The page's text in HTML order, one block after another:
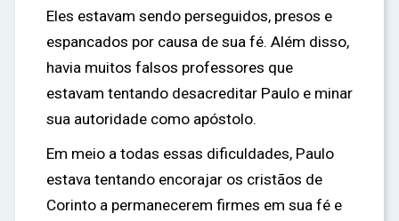
Eles estavam sendo perseguidos, presos e
espancados por causa de sua fé. Além disso,
havia muitos falsos professores que
estavam tentando desacreditar Paulo e minar
sua autoridade como apóstolo.
Em meio a todas essas dificuldades, Paulo
estava tentando encorajar os cristãos de
Corinto a permanecerem firmes em sua fé e